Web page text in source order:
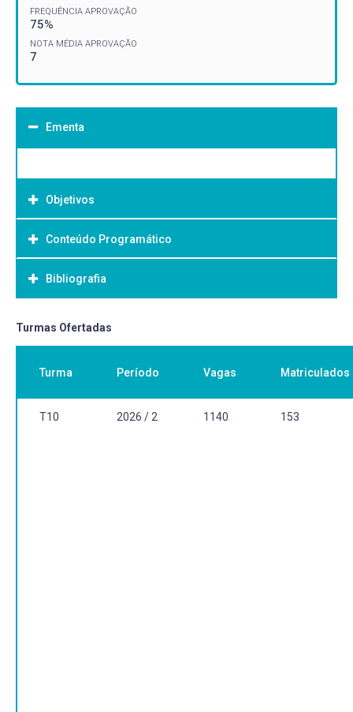
FREQUÊNCIA APROVAÇÃO
75%
NOTA MÉDIA APROVAÇÃO
7
Ementa
Objetivos
Objetivo Geral:
Conteúdo Programático
Bibliografia
Bibliografia Básica:
Turmas Ofertadas
Turma Período Vagas Matriculados
T10 2026 / 2 1140 153